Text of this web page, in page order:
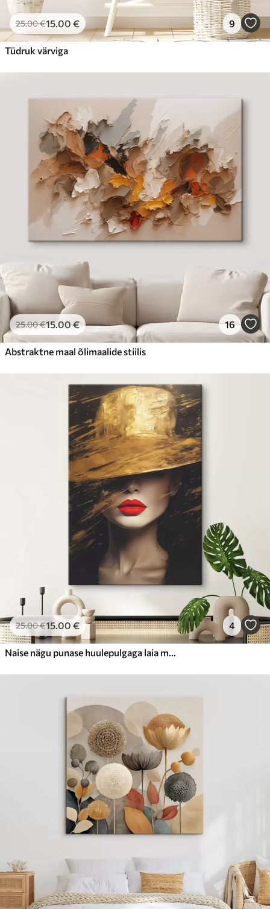
25.00€15.00 € 9
Tüdruk värviga
25.00€15.00€ 16
Abstraktne maal õlimaalide stiilis
25.00€15.00 € 4
Naise nägu punase huulepulgaga laia mütsi all